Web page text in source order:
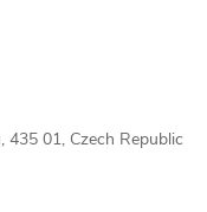
435 01, Czech Republic